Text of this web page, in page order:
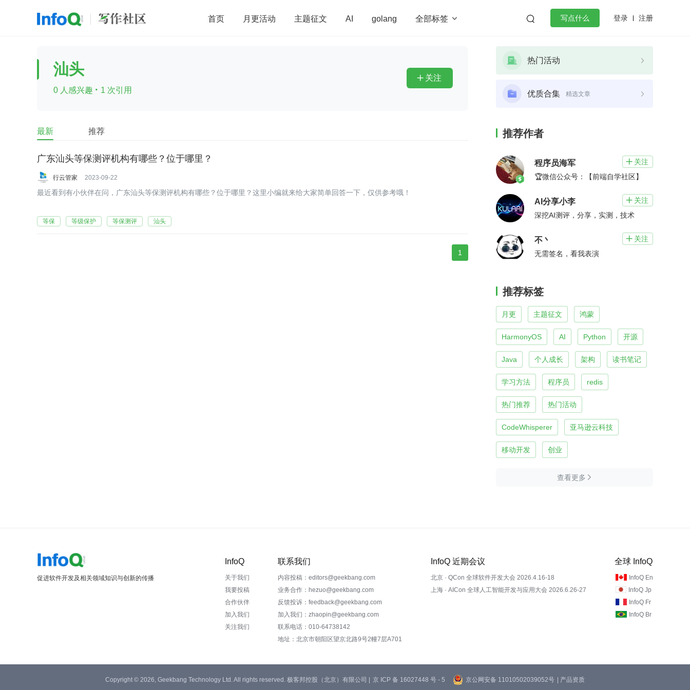
首页 月更活动 主题征文 AI golang 全部标签   写点什么 登录 注册
前端 redis
查看更多
汕头
0 人感兴趣 · 1 次引用
 关注
最新 推荐
广东汕头等保测评机构有哪些？位于哪里？
行云管家 2023-09-22
最近看到有小伙伴在问，广东汕头等保测评机构有哪些？位于哪里？这里小编就来给大家简单回答一下，仅供参考哦！
等保 等级保护 等保测评 汕头
1
热门活动
优质合集 精选文章
推荐作者
程序员海军  关注
🏆微信公众号：【前端自学社区】
AI分享小李  关注
深挖AI测评，分享，实测，技术
不丶  关注
无需签名，看我表演
推荐标签
月更 主题征文 鸿蒙
HarmonyOS AI Python 开源
Java 个人成长 架构 读书笔记
学习方法 程序员 redis
热门推荐 热门活动
CodeWhisperer 亚马逊云科技
移动开发 创业
查看更多 
促进软件开发及相关领域知识与创新的传播
InfoQ
关于我们
我要投稿
合作伙伴
加入我们
关注我们
联系我们
内容投稿：editors@geekbang.com
业务合作：hezuo@geekbang.com
反馈投诉：feedback@geekbang.com
加入我们：zhaopin@geekbang.com
联系电话：010-64738142
地址：北京市朝阳区望京北路9号2幢7层A701
InfoQ 近期会议
北京 · QCon 全球软件开发大会 2026.4.16-18
上海 · AICon 全球人工智能开发与应用大会 2026.6.26-27
全球 InfoQ
InfoQ En
InfoQ Jp
InfoQ Fr
InfoQ Br
Copyright © 2026, Geekbang Technology Ltd. All rights reserved. 极客邦控股（北京）有限公司 | 京 ICP 备 16027448 号 - 5 京公网安备 11010502039052号 | 产品资质